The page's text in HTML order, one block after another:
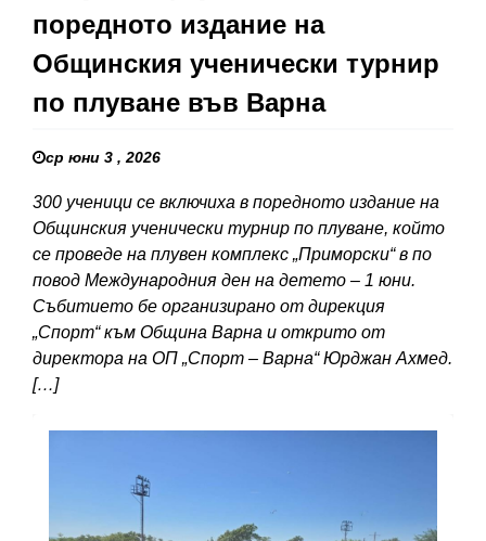
поредното издание на
Общинския ученически турнир
по плуване във Варна
ср юни 3 , 2026
300 ученици се включиха в поредното издание на
Общинския ученически турнир по плуване, който
се проведе на плувен комплекс „Приморски“ в по
повод Международния ден на детето – 1 юни.
Събитието бе организирано от дирекция
„Спорт“ към Община Варна и открито от
директора на ОП „Спорт – Варна“ Юрджан Ахмед.
[…]